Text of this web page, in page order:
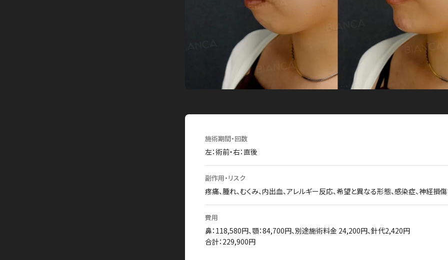
施術期間・回数
左：術前・右：直後
副作用・リスク
疼痛、腫れ、むくみ、内出血、アレルギー反応、希望と異なる形態、感染症、神経損
費用
鼻：118,580円、顎：84,700円、別途施術料金 24,200円、針代2,420円
合計：229,900円